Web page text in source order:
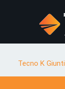
Tecno K